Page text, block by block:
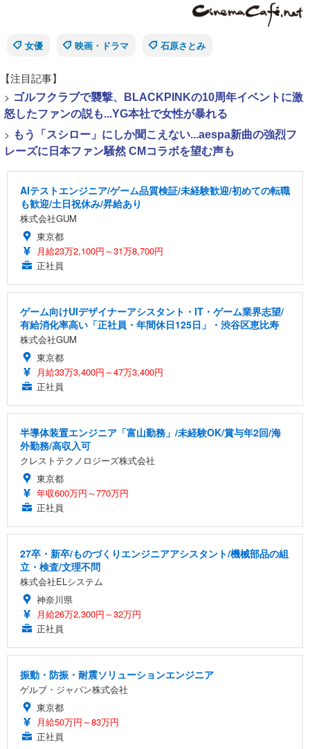
女優 映画・ドラマ 石原さとみ
【注目記事】
> ゴルフクラブで襲撃、BLACKPINKの10周年イベントに激
怒したファンの説も...YG本社で女性が暴れる
> もう「スシロー」にしか聞こえない...aespa新曲の強烈フ
レーズに日本ファン騒然 CMコラボを望む声も
AIテストエンジニア/ゲーム品質検証/未経験歓迎/初めての転職
も歓迎/土日祝休み/昇給あり
株式会社GUM
東京都
月給23万2,100円～31万8,700円
正社員
ゲーム向けUIデザイナーアシスタント・IT・ゲーム業界志望/
有給消化率高い「正社員・年間休日125日」・渋谷区恵比寿
株式会社GUM
東京都
月給33万3,400円～47万3,400円
正社員
半導体装置エンジニア「富山勤務」/未経験OK/賞与年2回/海
外勤務/高収入可
クレストテクノロジーズ株式会社
東京都
年収600万円～770万円
正社員
27卒・新卒/ものづくりエンジニアアシスタント/機械部品の組
立・検査/文理不問
株式会社ELシステム
神奈川県
月給26万2,300円～32万円
正社員
振動・防振・耐震ソリューションエンジニア
ゲルブ・ジャパン株式会社
東京都
月給50万円～83万円
正社員